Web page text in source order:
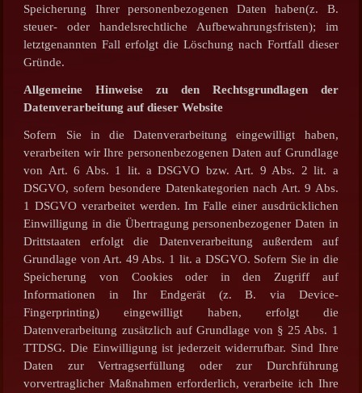
Speicherung Ihrer personenbezogenen Daten haben(z. B.
steuer- oder handelsrechtliche Aufbewahrungsfristen); im
letztgenannten Fall erfolgt die Löschung nach Fortfall dieser
Gründe.
Allgemeine Hinweise zu den Rechtsgrundlagen der
Datenverarbeitung auf dieser Website
Sofern Sie in die Datenverarbeitung eingewilligt haben,
verarbeiten wir Ihre personenbezogenen Daten auf Grundlage
von Art. 6 Abs. 1 lit. a DSGVO bzw. Art. 9 Abs. 2 lit. a
DSGVO, sofern besondere Datenkategorien nach Art. 9 Abs.
1 DSGVO verarbeitet werden. Im Falle einer ausdrücklichen
Einwilligung in die Übertragung personenbezogener Daten in
Drittstaaten erfolgt die Datenverarbeitung außerdem auf
Grundlage von Art. 49 Abs. 1 lit. a DSGVO. Sofern Sie in die
Speicherung von Cookies oder in den Zugriff auf
Informationen in Ihr Endgerät (z. B. via Device-
Fingerprinting) eingewilligt haben, erfolgt die
Datenverarbeitung zusätzlich auf Grundlage von § 25 Abs. 1
TTDSG. Die Einwilligung ist jederzeit widerrufbar. Sind Ihre
Daten zur Vertragserfüllung oder zur Durchführung
vorvertraglicher Maßnahmen erforderlich, verarbeite ich Ihre